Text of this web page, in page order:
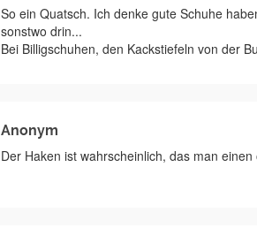
So ein Quatsch. Ich denke gute Schuhe
sonstwo drin...
Bei Billigschuhen, den Kackstiefeln von der
Anonym
Der Haken ist wahrscheinlich, das man